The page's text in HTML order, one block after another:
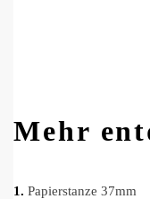
Mehr
1. Papierstanze 37mm